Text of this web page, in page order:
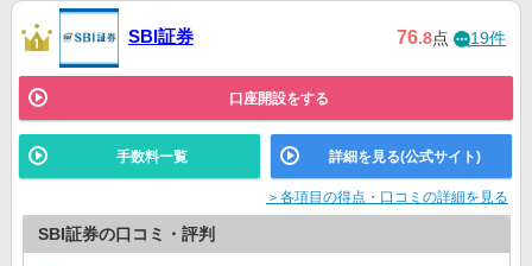
SBI証券 76.8点 19件
口座開設をする
手数料一覧 詳細を見る(公式サイト)
＞各項目の得点・口コミの詳細を見る
SBI証券の口コミ・評判